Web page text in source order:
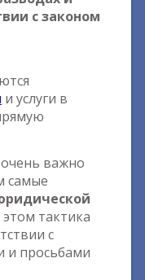
с законом
и услуги в
очень важно
самые
тактика
с
и просьбами